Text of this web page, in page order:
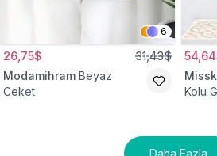
6
26,75$ 31,43$
Modamihram Beyaz
Ceket
Kolu
Daha Fazla